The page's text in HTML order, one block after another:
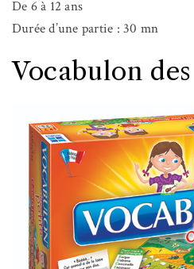
De 6 à 12 ans
Durée d’une partie : 30 mn
Vocabulon